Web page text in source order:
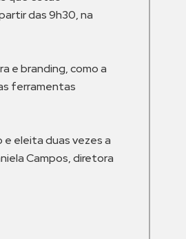
das 9h30, na
e branding, como a
ferramentas
e eleita duas vezes a
Campos, diretora